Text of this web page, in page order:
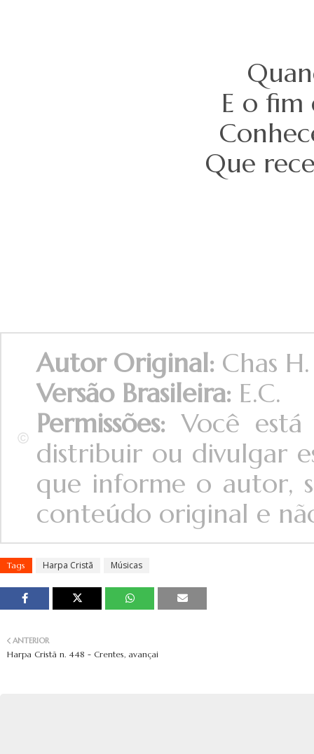
E o fim
Que
Autor Original: Chas
Versão Brasileira: E.C.
Permissões:Você
distribuir ou divulgar
que informe o autor,
conteúdo original e
Tags Harpa Cristã Músicas
ANTERIOR
Harpa Cristã n. 448 - Crentes, avançai